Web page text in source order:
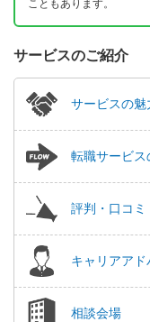
こともあります。
サービスのご紹介
サービスの魅
転職サービス
評判・口コミ
キャリアア
相談会場